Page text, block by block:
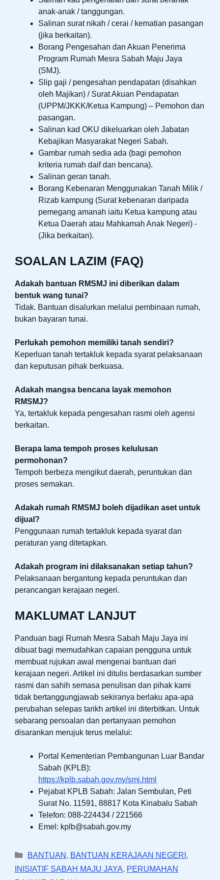
anak-anak / tanggungan.
Salinan surat nikah / cerai / kematian pasangan
(jika berkaitan).
Borang Pengesahan dan Akuan Penerima
Program Rumah Mesra Sabah Maju Jaya
(SMJ).
Slip gaji / pengesahan pendapatan (disahkan
oleh Majikan) / Surat Akuan Pendapatan
(UPPM/JKKK/Ketua Kampung) – Pemohon dan
pasangan.
Salinan kad OKU dikeluarkan oleh Jabatan
Kebajikan Masyarakat Negeri Sabah.
Gambar rumah sedia ada (bagi pemohon
kriteria rumah daif dan bencana).
Salinan geran tanah.
Borang Kebenaran Menggunakan Tanah Milik /
Rizab kampung (Surat kebenaran daripada
pemegang amanah iaitu Ketua kampung atau
Ketua Daerah atau Mahkamah Anak Negeri) -
(Jika berkaitan).
SOALAN LAZIM (FAQ)
Adakah bantuan RMSMJ ini diberikan dalam
bentuk wang tunai?
Tidak. Bantuan disalurkan melalui pembinaan rumah,
bukan bayaran tunai.
Perlukah pemohon memiliki tanah sendiri?
Keperluan tanah tertakluk kepada syarat pelaksanaan
dan keputusan pihak berkuasa.
Adakah mangsa bencana layak memohon
RMSMJ?
Ya, tertakluk kepada pengesahan rasmi oleh agensi
berkaitan.
Berapa lama tempoh proses kelulusan
permohonan?
Tempoh berbeza mengikut daerah, peruntukan dan
proses semakan.
Adakah rumah RMSMJ boleh dijadikan aset untuk
dijual?
Penggunaan rumah tertakluk kepada syarat dan
peraturan yang ditetapkan.
Adakah program ini dilaksanakan setiap tahun?
Pelaksanaan bergantung kepada peruntukan dan
perancangan kerajaan negeri.
MAKLUMAT LANJUT
Panduan bagi Rumah Mesra Sabah Maju Jaya ini
dibuat bagi memudahkan capaian pengguna untuk
membuat rujukan awal mengenai bantuan dari
kerajaan negeri. Artikel ini ditulis berdasarkan sumber
rasmi dan sahih semasa penulisan dan pihak kami
tidak bertanggungjawab sekiranya berlaku apa-apa
perubahan selepas tarikh artikel ini diterbitkan. Untuk
sebarang persoalan dan pertanyaan pemohon
disarankan merujuk terus melalui:
Portal Kementerian Pembangunan Luar Bandar
Sabah (KPLB):
https://kplb.sabah.gov.my/smj.html
Pejabat KPLB Sabah: Jalan Sembulan, Peti
Surat No. 11591, 88817 Kota Kinabalu Sabah
Telefon: 088-224434 / 221566
Emel: kplb@sabah.gov.my
Categories
BANTUAN , BANTUAN KERAJAAN NEGERI ,
INISIATIF SABAH MAJU JAYA, PERUMAHAN